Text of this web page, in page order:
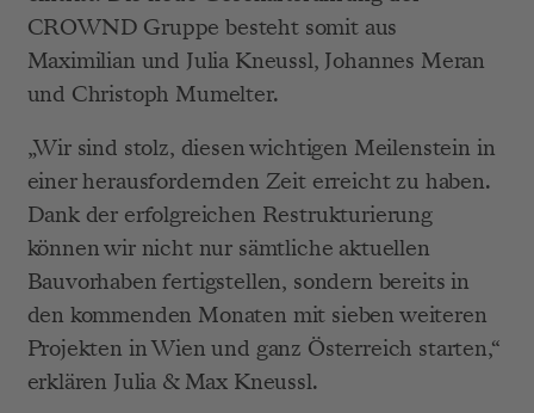
CROWND Gruppe besteht somit aus
Maximilian und Julia Kneussl, Johannes Meran
und Christoph Mumelter.
„Wir sind stolz, diesen wichtigen Meilenstein in
einer herausfordernden Zeit erreicht zu haben.
Dank der erfolgreichen Restrukturierung
können wir nicht nur sämtliche aktuellen
Bauvorhaben fertigstellen, sondern bereits in
den kommenden Monaten mit sieben weiteren
Projekten in Wien und ganz Österreich starten,“
erklären Julia & Max Kneussl.